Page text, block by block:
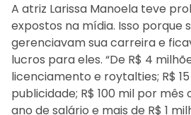
A atriz Larissa Manoela teve
expostos na mídia. Isso porque
gerenciavam sua carreira e
lucros para eles. “De R$ 4
licenciamento e roytalties; R$
publicidade; R$ 100 mil por mês
ano de salário e mais de R$ 1